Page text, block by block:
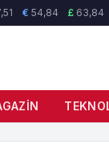
€ 54,84 £ 63,84